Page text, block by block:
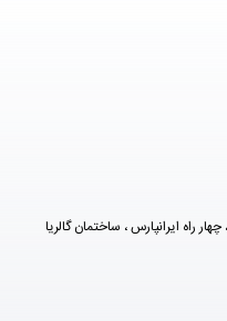
راه ایرانپارس ، ساختمان گالریا